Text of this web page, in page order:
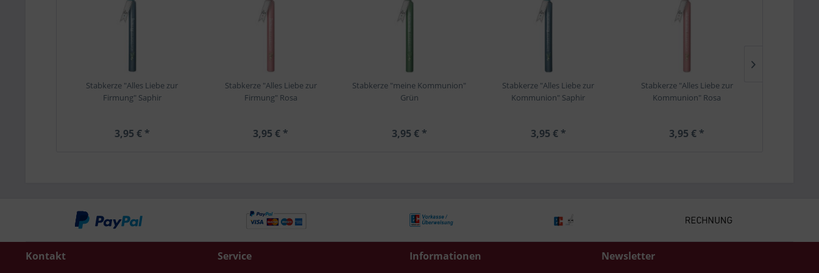
Stabkerze "Alles Liebe zur
Firmung" Saphir
3,95 € *
Stabkerze "Alles Liebe zur
Firmung" Rosa
3,95 € *
Stabkerze "meine Kommunion"
Grün
3,95 € *
Stabkerze "Alles Liebe zur
Kommunion" Saphir
3,95 € *
Stabkerze "Alles Liebe zur
Kommunion" Rosa
3,95 € *
Kontakt Service Informationen Newsletter